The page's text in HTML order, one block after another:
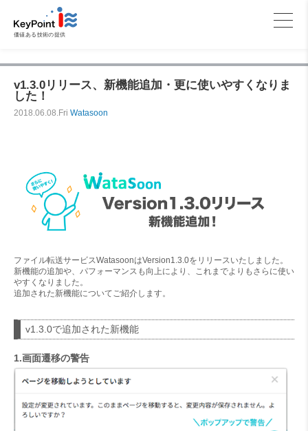
価値ある技術の提供
v1.3.0リリース、新機能追加・更に使いやすくなりま
した！
2018.06.08.Fri Watasoon
ファイル転送サービスWatasoonはVersion1.3.0をリリースいたしました。
新機能の追加や、パフォーマンスも向上により、これまでよりもさらに使い
やすくなりました。
追加された新機能についてご紹介します。
v1.3.0で追加された新機能
1.画面遷移の警告